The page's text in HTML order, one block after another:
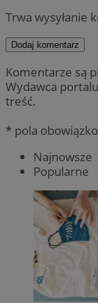
Trwa wysyłanie
Dodaj komentarz
Komentarze są
Wydawca
treść.
* pola
Najnowsze
Popularne